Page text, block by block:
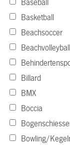
Baseball
Basketball
Beachsoccer
Beachvolleyball
Billard
BMX
Boccia
Bowling/